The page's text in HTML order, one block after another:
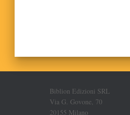
Biblion Edizioni SRL
Via G. Govone, 70
20155 Milano